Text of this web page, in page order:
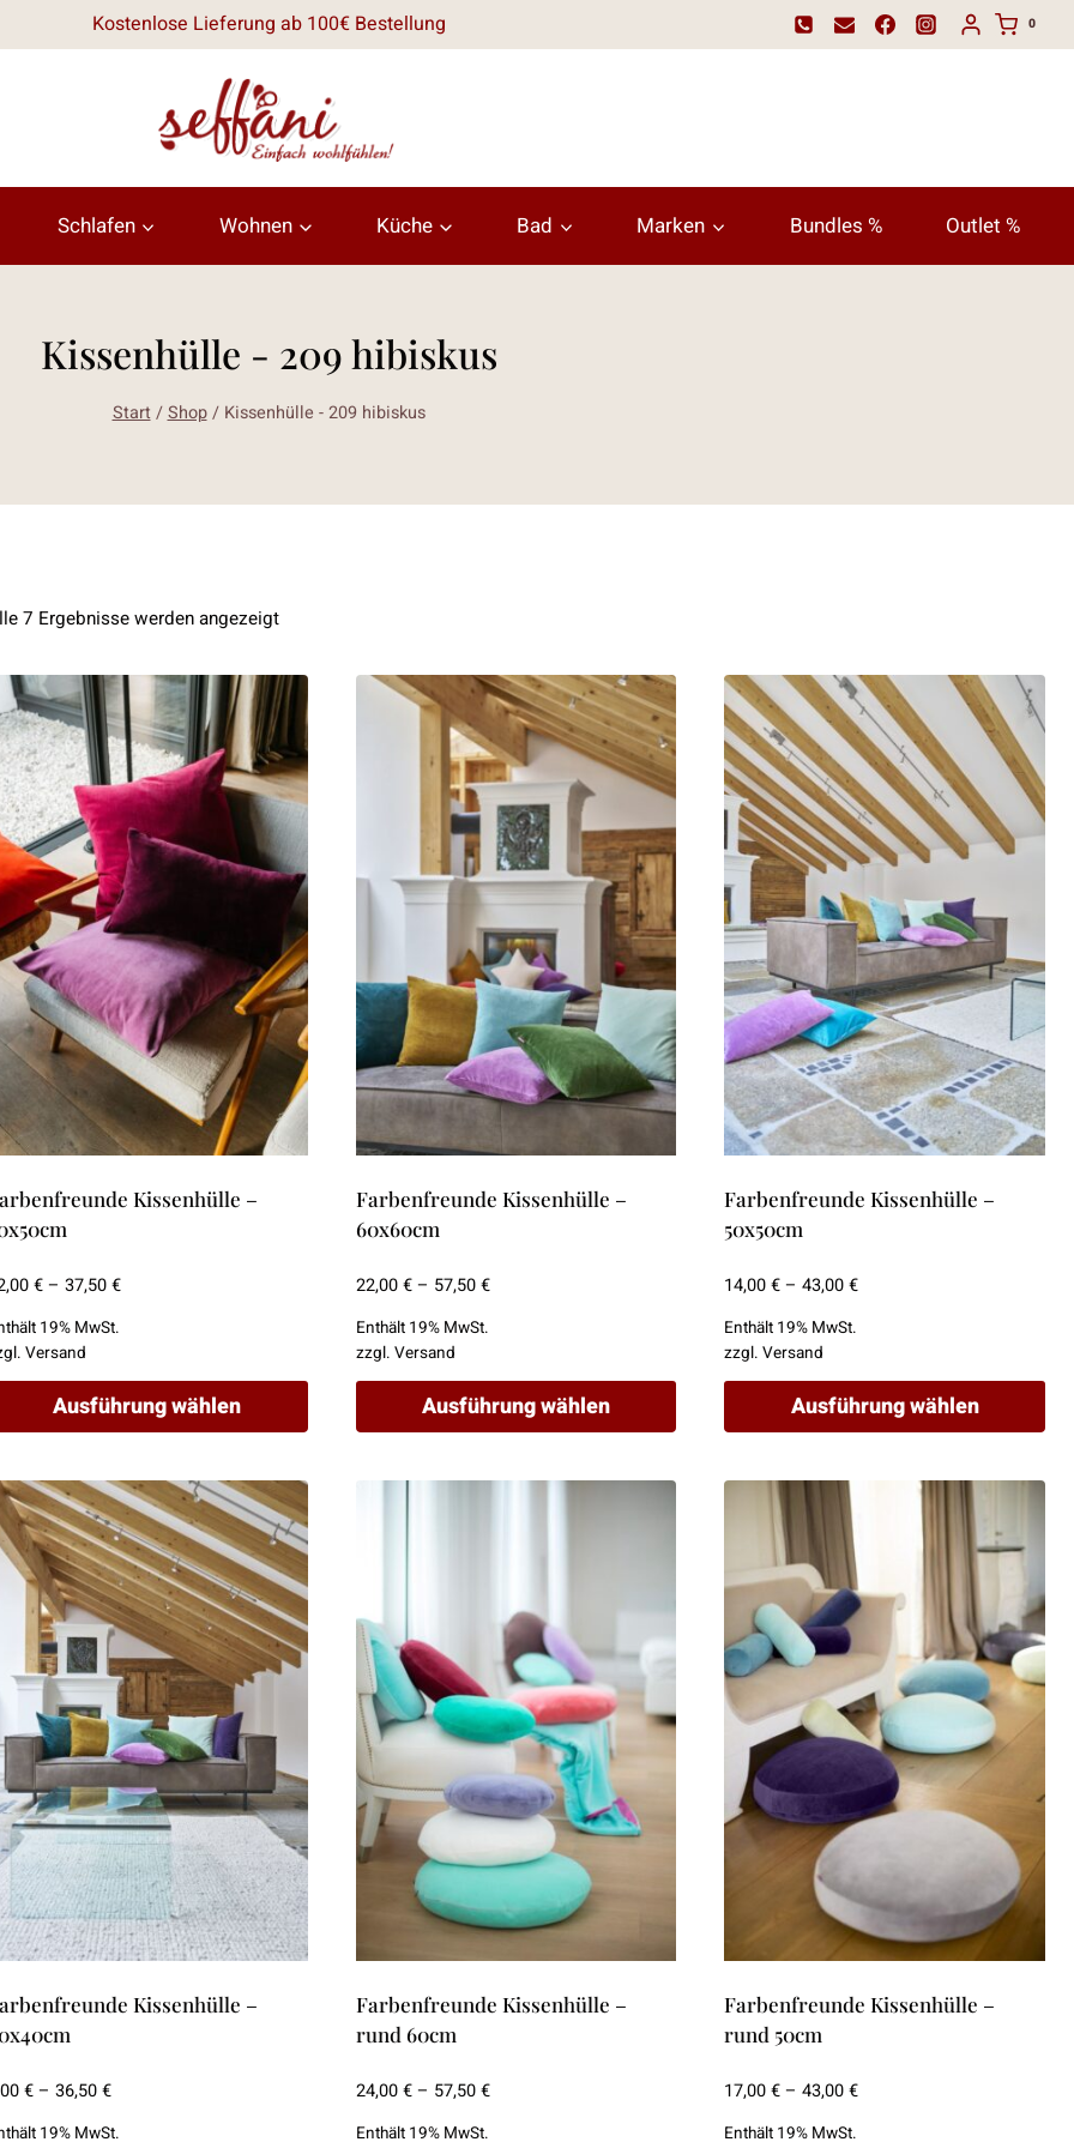
Kostenlose Lieferung ab 100€ Bestellung 0
Schlafen Wohnen Küche Bad Marken Bundles % Outlet %
Kissenhülle - 209 hibiskus
Start /Shop / Kissenhülle - 209 hibiskus
7 Ergebnisse werden angezeigtNach
sortiert
Kissenhülle –
€ – 37,50€Preisspanne:
19% MwSt.
Versand
Ausführung wählen
Varianten
können
Farbenfreunde Kissenhülle –
60x60cm
22,00€ – 57,50€Preisspanne:
Enthält 19% MwSt.
zzgl. Versand
Ausführung wählen
Produkt
Die
Optionen
können
auf
der
Produktseite
gewählt
werden
Farbenfreunde Kissenhülle –
50x50cm
14,00€ –43,00€Preisspanne:
Enthält 19% MwSt.
zzgl.Versand
Ausführung wählen
Produkt
mehrere
Varianten
auf.
Die
Optionen
können
auf
der
Produktseite
gewählt
Kissenhülle –
€ – 36,50€Preisspanne:
19% MwSt.
Farbenfreunde Kissenhülle –
rund 60cm
24,00€ – 57,50€Preisspanne:
Enthält 19% MwSt.
Farbenfreunde Kissenhülle –
rund 50cm
17,00€ –43,00€Preisspanne:
Enthält 19% MwSt.